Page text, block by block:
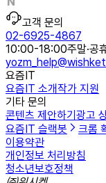
고객 문의
02-6925-4867
10:00-18:00주말·공
요즘IT
요즘IT 소개작가 지원
기타 문의
콘텐츠 제안하기 광고
요즘IT 슬랙봇
크롬
이용약관
개인정보 처리방침
청소년보호정책